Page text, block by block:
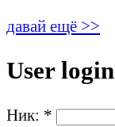
давай ещё >>
User login
Ник: *